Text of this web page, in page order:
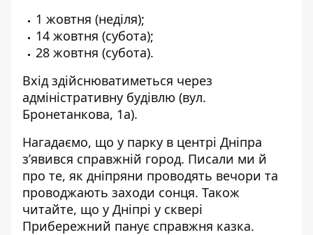
1 жовтня (неділя);
14 жовтня (субота);
28 жовтня (субота).
Вхід здійснюватиметься через
адміністративну будівлю (вул.
Бронетанкова, 1а).
Нагадаємо, що у парку в центрі Дніпра
з’явився справжній город. Писали ми й
про те, як дніпряни проводять вечори та
проводжають заходи сонця. Також
читайте, що у Дніпрі у сквері
Прибережний панує справжня казка.